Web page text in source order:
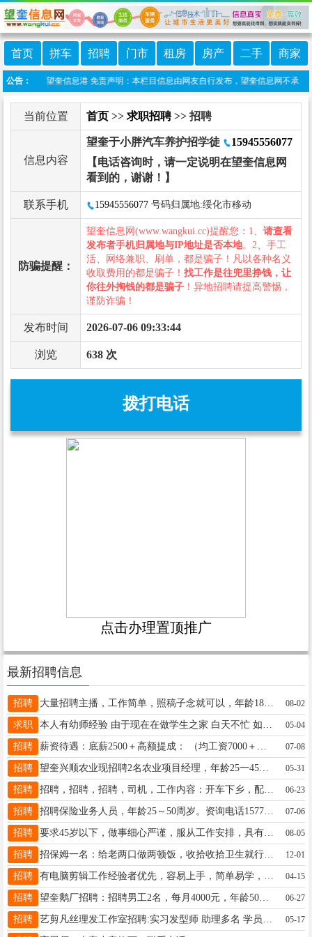
首页 拼车 招聘 门市 租房 房产 二手 商家
公告：
信小程序:望奎信息港 免责声明：本栏目信息由网友自行发布，望奎信息网不承担
当前位置 首页 >> 求职招聘>> 招聘
信息内容
望奎于小胖汽车养护招学徒
15945556077
【电话咨询时，请一定说明在望奎信息网
看到的，谢谢！】
联系手机 15945556077 号码归属地:绥化市移动
防骗提醒：
望奎信息网(www.wangkui.cc)提醒您：1、 请查看
发布者手机归属地与IP地址是否本地。2、手工
活、网络兼职、刷单，都是骗子！凡以各种名义
收取费用的都是骗子！ 找工作是往兜里挣钱，让
你往外掏钱的都是骗子 ！异地招聘请提高警惕，
谨防诈骗！
发布时间 2026-07-06 09:33:44
浏览 638 次
拨打电话
点击办理置顶推广
最新招聘信息
招聘 大量招聘主播，工作简单，照稿子念就可以，年龄18-45岁，女白班20/小时，晚班27/小时，下播就结账，兼职全职均可，地址北三路一小学斜对面，15846680266微信同步 08-02
求职 05-04
招聘 07-08
招聘 望奎兴顺农业现招聘2名农业项目经理，年龄25一45岁，男女不限，工资待遇：底薪十绩效，要求有车，面试合格方可上岗，联系电话：13945506353。 05-31
招聘 招聘，招聘，招聘，司机，工作内容：开车下乡，配合业务工作，冬季会有稍微体力工作，联系电话：15311555053 06-23
招聘 招聘保险业务人员，年龄25～50周岁。资询电话15774557887 07-06
招聘 要求45岁以下，做事细心严谨，服从工作安排，具有良好沟通能力，薪资试用期一个月2500元，每月4天休息，有经验者优先 有意者电联15145531361 08-05
招聘 招保姆一名：给老两口做两顿饭，收拾收拾卫生就行！宇涵小区一期！做完饭就走！13675773123 周女士 12-01
招聘 04-15
招聘 望奎鹅厂招聘：招聘男工2名，每月4000元，年龄50岁左右，供吃供住，伙食好待遇好，工作简单，老板人好 事少，联系电话15945551389 06-27
招聘 05-17